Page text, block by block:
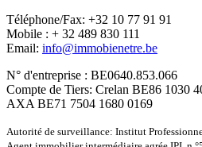
Téléphone/Fax: +32 10 77 91 91
Mobile : + 32 489 830 111
Email: info@immobienetre.be
N° d'entreprise : BE0640.853.066
Compte de Tiers: Crelan BE86 1030
AXA BE71 7504 1680 0169
Autorité de surveillance: Institut